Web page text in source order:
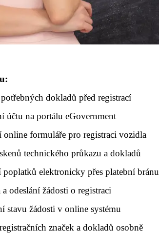
dokladů před registrací
účtu na portálu eGovernment
online formuláře pro registraci vozidla
technického průkazu a dokladů
poplatků elektronicky přes platební bránu
odeslání žádosti o registraci
stavu žádosti v online systému
značek a dokladů osobně